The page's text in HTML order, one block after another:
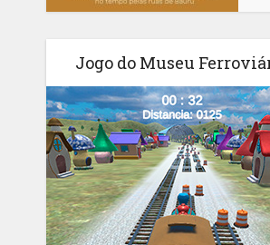
Jogo do Museu